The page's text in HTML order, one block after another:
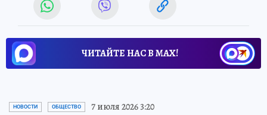
ЧИТАЙТЕ НАС В МАХ!
НОВОСТИ ОБЩЕСТВО 7 июля 2026 3:20